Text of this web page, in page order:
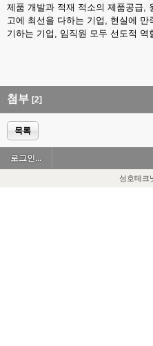
제품 개발과 적재 적소의 제품공급,
고에 최선을 다하는 기업, 현실에
기하는 기업, 임직원 모두 선도적
첨부 [2]
목록
로그인...
성호테크